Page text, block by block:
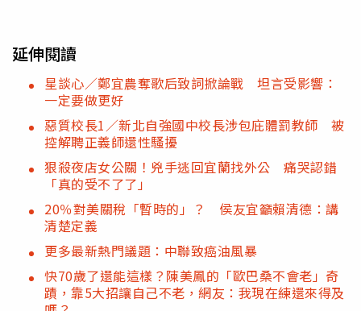
延伸閱讀
星談心／鄭宜農奪歌后致詞掀論戰 坦言受影響：
一定要做更好
惡質校長1／新北自強國中校長涉包庇體罰教師 被
控解聘正義師還性騷擾
狠殺夜店女公關！兇手逃回宜蘭找外公 痛哭認錯
「真的受不了了」
20％對美關稅「暫時的」？ 侯友宜籲賴清德：講
清楚定義
更多最新熱門議題：中聯致癌油風暴
快70歲了還能這樣？陳美鳳的「歐巴桑不會老」奇
蹟，靠5大招讓自己不老，網友：我現在練還來得及